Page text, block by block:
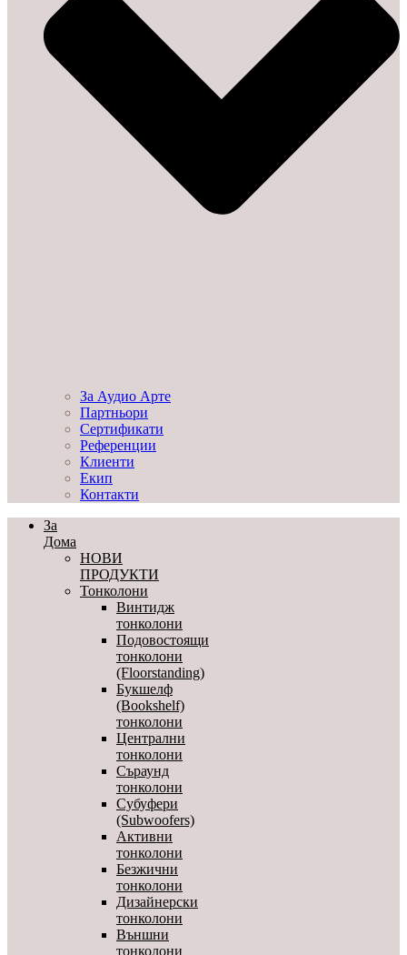
За Аудио Арте
Партньори
Сертификати
Референции
Клиенти
Екип
Контакти
За
Дома
НОВИ
ПРОДУКТИ
Тонколони
Винтидж
тонколони
Подовостоящи
тонколони
(Floorstanding)
Букшелф
(Bookshelf)
тонколони
Централни
тонколони
Съраунд
тонколони
Субуфери
(Subwoofers)
Активни
тонколони
Безжични
тонколони
Дизайнерски
тонколони
Външни
тонколони